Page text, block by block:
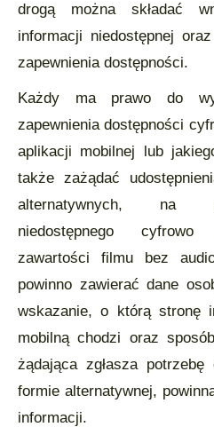
drogą można składać
informacji niedostępnej
zapewnienia dostępności.
Każdy ma prawo do
zapewnienia dostępności
aplikacji mobilnej lub
także zażądać
alternatywnych, na
niedostępnego cyfrowo
zawartości filmu bez
powinno zawierać dane
wskazanie, o którą stronę
mobilną chodzi oraz
żądająca zgłasza
formie alternatywnej,
informacji.